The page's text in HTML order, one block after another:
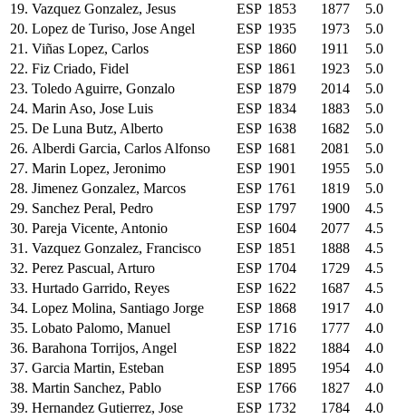
19. Vazquez Gonzalez, Jesus ESP 1853 1877
5.0
20. Lopez de Turiso, Jose Angel ESP 1935 1973
5.0
21. Viñas Lopez, Carlos ESP 1860 1911
5.0
22. Fiz Criado, Fidel ESP 1861 1923
5.0
23. Toledo Aguirre, Gonzalo ESP 1879 2014
5.0
24. Marin Aso, Jose Luis ESP 1834 1883
5.0
25. De Luna Butz, Alberto ESP 1638 1682
5.0
26. Alberdi Garcia, Carlos Alfonso ESP 1681 2081
5.0
27. Marin Lopez, Jeronimo ESP 1901 1955
5.0
28. Jimenez Gonzalez, Marcos ESP 1761 1819
5.0
29. Sanchez Peral, Pedro ESP 1797 1900
4.5
30. Pareja Vicente, Antonio ESP 1604 2077
4.5
31. Vazquez Gonzalez, Francisco ESP 1851 1888
4.5
32. Perez Pascual, Arturo ESP 1704 1729
4.5
33. Hurtado Garrido, Reyes ESP 1622 1687
4.5
34. Lopez Molina, Santiago Jorge ESP 1868 1917
4.0
35. Lobato Palomo, Manuel ESP 1716 1777
4.0
36. Barahona Torrijos, Angel ESP 1822 1884
4.0
37. Garcia Martin, Esteban ESP 1895 1954
4.0
38. Martin Sanchez, Pablo ESP 1766 1827
4.0
39. Hernandez Gutierrez, Jose ESP 1732 1784
4.0